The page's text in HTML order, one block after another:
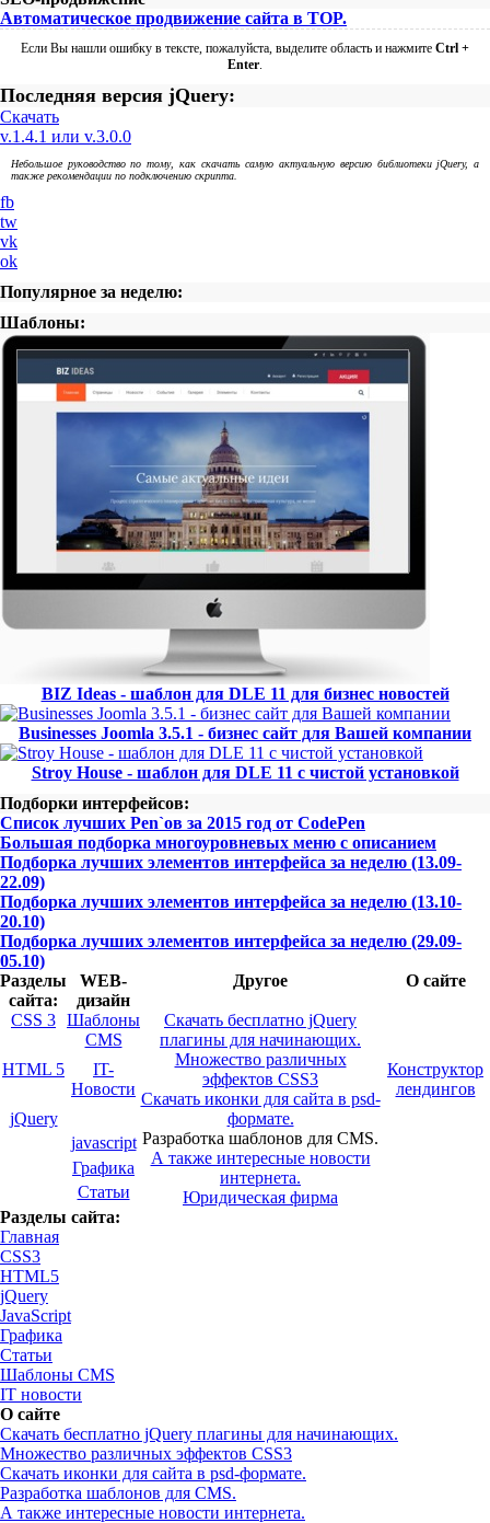
Автоматическое продвижение сайта в TOP.
Если Вы нашли ошибку в тексте, пожалуйста, выделите область и нажмите Ctrl +
Enter.
Последняя версия jQuery:
Скачать
v.1.4.1 или v.3.0.0
Небольшое руководство по тому, как скачать самую актуальную версию библиотеки jQuery, а
также рекомендации по подключению скрипта.
fb
tw
vk
ok
Популярное за неделю:
Шаблоны:
BIZ Ideas - шаблон для DLE 11 для бизнес новостей
Businesses Joomla 3.5.1 - бизнес сайт для Вашей компании
Stroy House - шаблон для DLE 11 с чистой установкой
Подборки интерфейсов:
Список лучших Pen`ов за 2015 год от CodePen
Большая подборка многоуровневых меню с описанием
Подборка лучших элементов интерфейса за неделю (13.09-
22.09)
Подборка лучших элементов интерфейса за неделю (13.10-
20.10)
Подборка лучших элементов интерфейса за неделю (29.09-
05.10)
Разделы
сайта:
WEB-
дизайн
Другое О сайте
CSS 3 Шаблоны
CMS
Скачать бесплатно jQuery
плагины для начинающих.
Множество различных
эффектов CSS3
Скачать иконки для сайта в psd-
формате.
Разработка шаблонов для CMS.
А также интересные новости
интернета.
Юридическая фирма
HTML 5
IT-
Новости
Конструктор
лендингов
jQuery
javascript
Графика
Статьи
Разделы сайта:
Главная
CSS3
HTML5
jQuery
JavaScript
Графика
Статьи
Шаблоны CMS
IT новости
О сайте
Скачать бесплатно jQuery плагины для начинающих.
Множество различных эффектов CSS3
Скачать иконки для сайта в psd-формате.
Разработка шаблонов для CMS.
А также интересные новости интернета.